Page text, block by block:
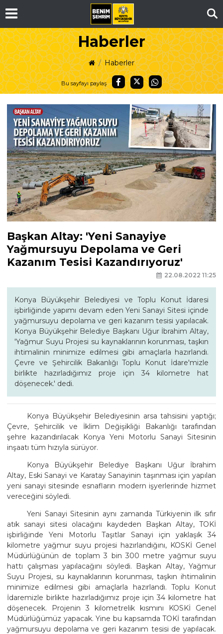
Haberler
Haberler
Bu sayfayı paylaş
Başkan Altay: 'Yeni Sanayiye
Yağmursuyu Depolama ve Geri
Kazanım Tesisi Kazandırıyoruz'
22.08.2022 11:25
Konya Büyükşehir Belediyesi ve Toplu Konut İdaresi
işbirliğinde yapımı devam eden Yeni Sanayi Sitesi içinde
yağmursuyu depolama ve geri kazanım tesisi yapılacak.
Konya Büyükşehir Belediye Başkanı Uğur İbrahim Altay,
'Yağmur Suyu Projesi su kaynaklarının korunması, taşkın
ihtimalinin minimize edilmesi gibi amaçlarla hazırlandı.
Çevre ve Şehircilik Bakanlığı Toplu Konut İdare'mizle
birlikte hazırladığımız proje için 34 kilometre hat
döşenecek.' dedi.
Konya Büyükşehir Belediyesinin arsa tahsisini yaptığı;
Çevre, Şehircilik ve İklim Değişikliği Bakanlığı tarafından
şehre kazandırılacak Konya Yeni Motorlu Sanayi Sitesinin
inşaatı tüm hızıyla sürüyor.
Konya Büyükşehir Belediye Başkanı Uğur İbrahim
Altay, Eski Sanayi ve Karatay Sanayinin taşınması için yapılan
yeni sanayi sitesinde esnafların modern işyerlerinde hizmet
vereceğini söyledi.
Yeni Sanayi Sitesinin aynı zamanda Türkiyenin ilk sıfır
atık sanayi sitesi olacağını kaydeden Başkan Altay, TOKİ
işbirliğinde Yeni Motorlu Taşıtlar Sanayi için yaklaşık 34
kilometre yağmur suyu projesi hazırlandığını, KOSKİ Genel
Müdürlüğünün de toplam 3 bin 300 metre yağmur suyu
hattı çalışması yapılacağını söyledi. Başkan Altay, Yağmur
Suyu Projesi, su kaynaklarının korunması, taşkın ihtimalinin
minimize edilmesi gibi amaçlarla hazırlandı. Toplu Konut
İdaremizle birlikte hazırladığımız proje için 34 kilometre hat
döşenecek. Projenin 3 kilometrelik kısmını KOSKİ Genel
Müdürlüğümüz yapacak. Yine bu kapsamda TOKİ tarafından
yağmursuyu depolama ve geri kazanım tesisi de yapılacak.